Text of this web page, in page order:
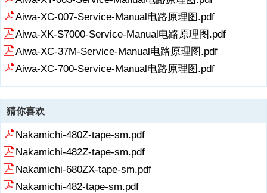
RadioFans.CN RadioFans.CN RadioFans.CN
Aiwa-XC-007-Service-Manual电路原理图.pdf
Aiwa-XK-S7000-Service-Manual电路原理图.pdf
Aiwa-XC-37M-Service-Manual电路原理图.pdf
Aiwa-XC-700-Service-Manual电路原理图.pdf
猜你喜欢
Nakamichi-480Z-tape-sm.pdf
Nakamichi-482Z-tape-sm.pdf
Nakamichi-680ZX-tape-sm.pdf
Nakamichi-482-tape-sm.pdf